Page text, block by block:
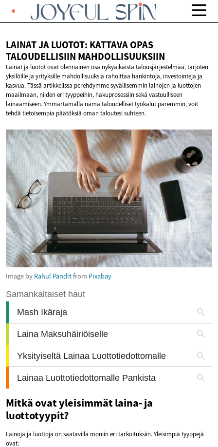
LAINAT JA LUOTOT: KATTAVA OPAS
TALOUDELLISIIN MAHDOLLISUUKSIIN
Lainat ja luotot ovat olennainen osa nykyaikaista talousjärjestelmää, tarjoten
yksilöille ja yrityksille mahdollisuuksia rahoittaa hankintoja, investointeja ja
kasvua. Tässä artikkelissa perehdymme syvällisemmin lainojen ja luottojen
maailmaan, niiden eri tyyppeihin, hakuprosessiin sekä vastuulliseen
lainaamiseen. Ymmärtämällä nämä taloudelliset työkalut paremmin, voit
tehdä tietoisempia päätöksiä oman taloutesi suhteen.
Image by Rahul Panditfrom Pixabay
Mitkä ovat yleisimmät laina- ja
luottotyypit?
Lainoja ja luottoja on saatavilla moniin eri tarkoituksiin. Yleisimpiä tyyppejä
ovat: